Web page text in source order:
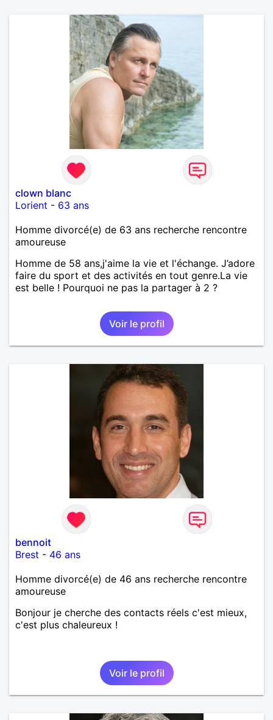
clown blanc
Lorient - 63 ans
Homme divorcé(e) de 63 ans recherche rencontre
amoureuse
Homme de 58 ans,j'aime la vie et l'échange. J’adore
faire du sport et des activités en tout genre.La vie
est belle ! Pourquoi ne pas la partager à 2 ?
Voir le profil
bennoit
Brest - 46 ans
Homme divorcé(e) de 46 ans recherche rencontre
amoureuse
Bonjour je cherche des contacts réels c'est mieux,
c'est plus chaleureux !
Voir le profil